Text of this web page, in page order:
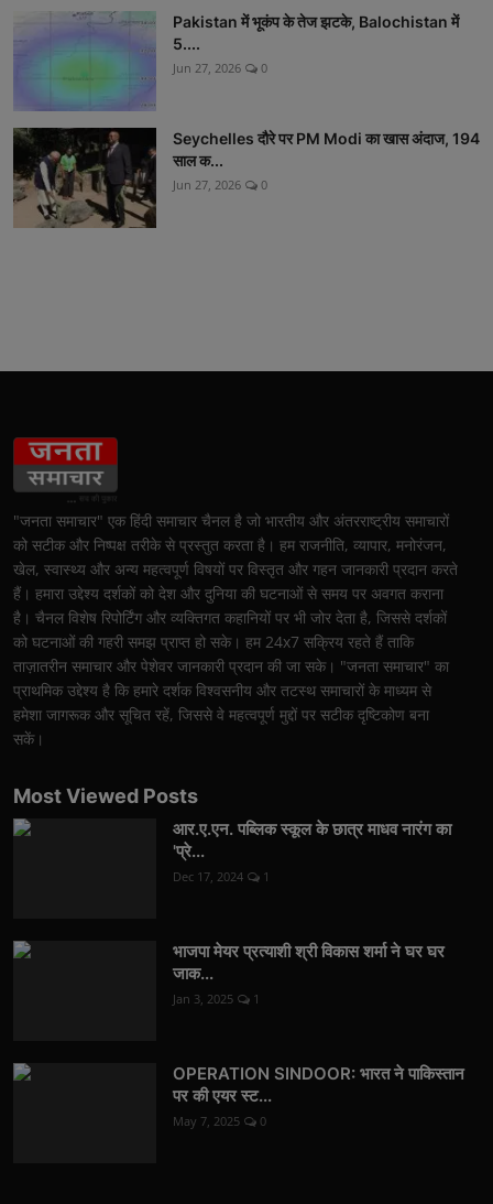
Pakistan में भूकंप के तेज झटके, Balochistan में
5....
Jun 27, 2026 0
Seychelles दौरे पर PM Modi का खास अंदाज, 194
साल क...
Jun 27, 2026 0
"जनता समाचार" एक हिंदी समाचार चैनल है जो भारतीय और अंतरराष्ट्रीय समाचारों
को सटीक और निष्पक्ष तरीके से प्रस्तुत करता है। हम राजनीति, व्यापार, मनोरंजन,
खेल, स्वास्थ्य और अन्य महत्वपूर्ण विषयों पर विस्तृत और गहन जानकारी प्रदान करते
हैं। हमारा उद्देश्य दर्शकों को देश और दुनिया की घटनाओं से समय पर अवगत कराना
है। चैनल विशेष रिपोर्टिंग और व्यक्तिगत कहानियों पर भी जोर देता है, जिससे दर्शकों
को घटनाओं की गहरी समझ प्राप्त हो सके। हम 24x7 सक्रिय रहते हैं ताकि
ताज़ातरीन समाचार और पेशेवर जानकारी प्रदान की जा सके। "जनता समाचार" का
प्राथमिक उद्देश्य है कि हमारे दर्शक विश्वसनीय और तटस्थ समाचारों के माध्यम से
हमेशा जागरूक और सूचित रहें, जिससे वे महत्वपूर्ण मुद्दों पर सटीक दृष्टिकोण बना
सकें।
Most Viewed Posts
आर.ए.एन. पब्लिक स्कूल के छात्र माधव नारंग का
'प्रे...
Dec 17, 2024 1
भाजपा मेयर प्रत्याशी श्री विकास शर्मा ने घर घर
जाक...
Jan 3, 2025 1
OPERATION SINDOOR: भारत ने पाकिस्तान
पर की एयर स्ट...
May 7, 2025 0